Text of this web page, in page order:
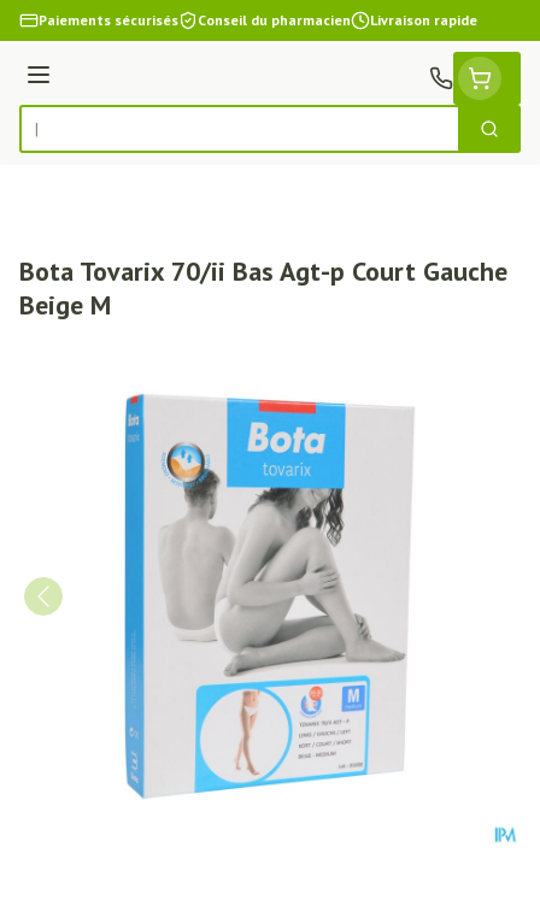
Aller au contenu
Paiements sécurisés Conseil du pharmacien Livraison rapide
Menu
Rechercher
Bota Tovarix 70/ii Bas Agt-p Court Gauche
Beige M